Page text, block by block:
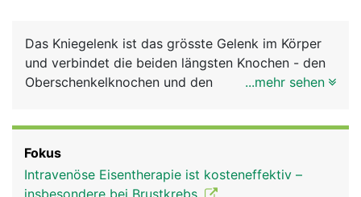
News
Rubriken
Das Kniegelenk ist das grösste Gelenk im Körper
und verbindet die beiden längsten Knochen - den
Oberschenkelknochen und den
ist eine komplizierte Konstruktion aus Knochen,
Knorpel, Bändern und Sehnen. Genau betrachtet ist
...mehr sehen
Fokus
Intravenöse Eisentherapie ist kosteneffektiv –
insbesondere bei Brustkrebs